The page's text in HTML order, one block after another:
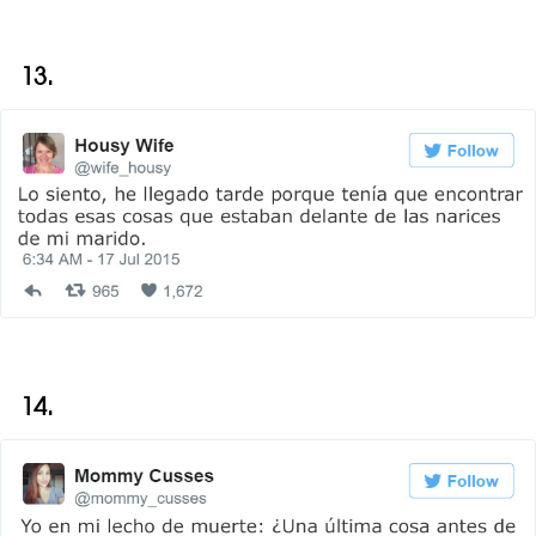
13.
14.